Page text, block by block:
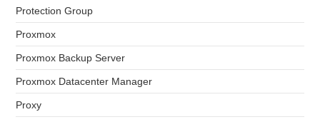
Protection Group
Proxmox
Proxmox Backup Server
Proxmox Datacenter Manager
Proxy